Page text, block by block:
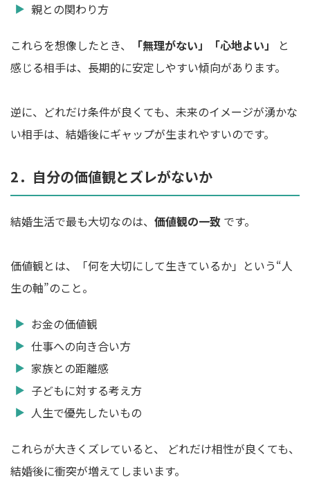
親との関わり方
これらを想像したとき、 「無理がない」「心地よい」
と
感じる相手は、長期的に安定しやすい傾向があります。
逆に、どれだけ条件が良くても、未来のイメージが湧かな
い相手は、結婚後にギャップが生まれやすいのです。
2．自分の価値観とズレがないか
結婚生活で最も大切なのは、 価値観の一致 です。
価値観とは、「何を大切にして生きているか」という“人
生の軸”のこと。
お金の価値観
仕事への向き合い方
家族との距離感
子どもに対する考え方
人生で優先したいもの
これらが大きくズレていると、 どれだけ相性が良くても、
結婚後に衝突が増えてしまいます。